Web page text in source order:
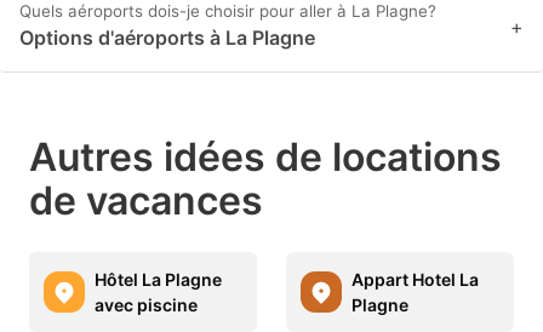
Quels aéroports dois-je choisir pour aller à La Plagne?
Options d'aéroports à La Plagne +
Autres idées de locations
de vacances
Hôtel La Plagne
avec piscine
Appart Hotel La
Plagne